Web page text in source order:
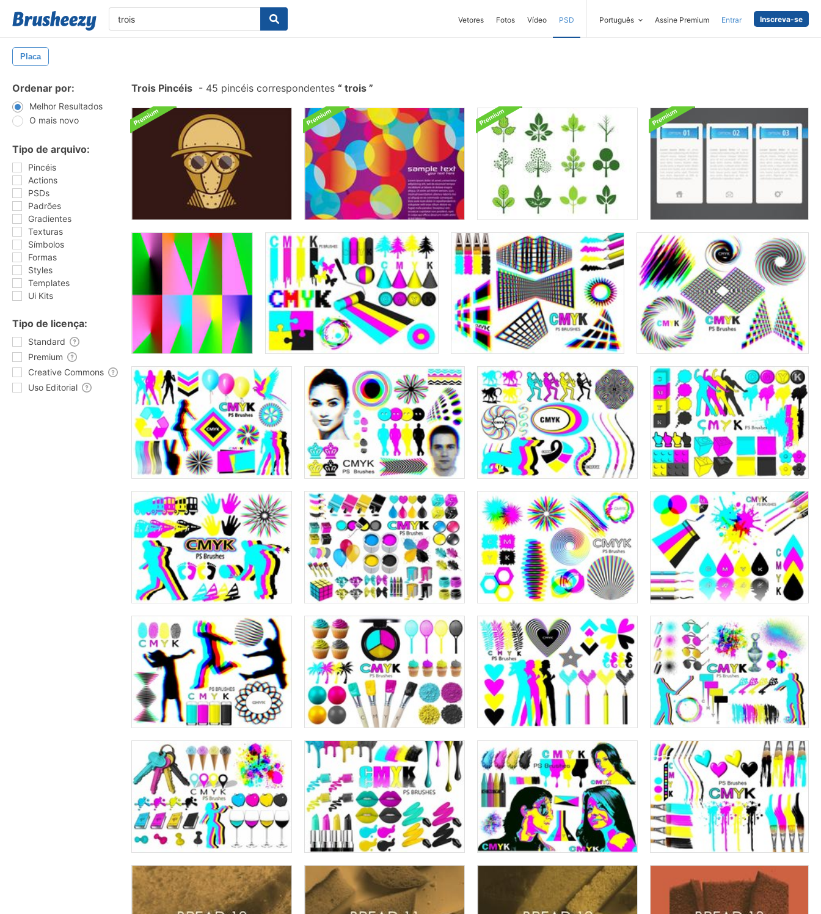
Vetores Fotos Vídeo PSD Português Assine Premium Entrar Inscreva-se
Placa
Ordenar por:
Melhor Resultados
O mais novo
Tipo de arquivo:
Pincéis
Actions
PSDs
Padrões
Gradientes
Texturas
Símbolos
Formas
Styles
Templates
Ui Kits
Tipo de licença:
Standard
Premium
Creative Commons
Uso Editorial
Trois Pincéis - 45 pincéis correspondentes trois